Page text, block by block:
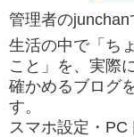
管理者のjunchan
生活の中で「ち
こと」を、実際
確かめるブログ
す。
スマホ設定・PC